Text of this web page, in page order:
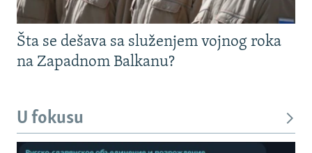
Šta se dešava sa služenjem vojnog roka
na Zapadnom Balkanu?
U fokusu